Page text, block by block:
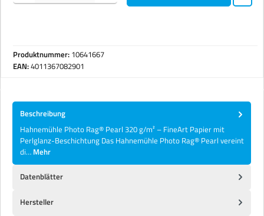
Produktnummer: 10641667
EAN:4011367082901
Beschreibung
Hahnemühle Photo Rag® Pearl 320 g/m² – FineArt Papier mit
Perlglanz-Beschichtung Das Hahnemühle Photo Rag® Pearl vereint
di… Mehr
Datenblätter
Hersteller